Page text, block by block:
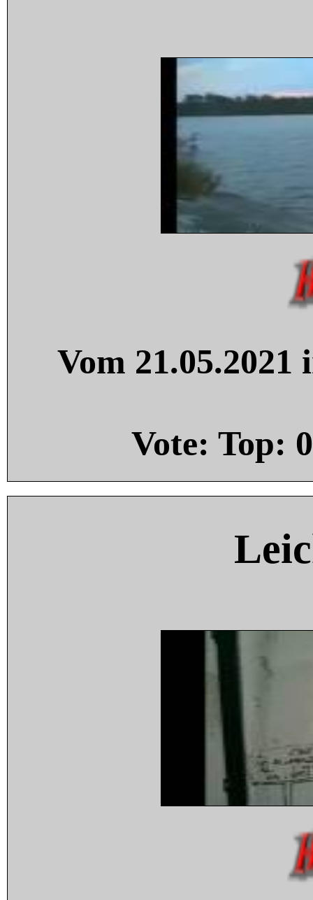
Vom
Vote: Top: 0